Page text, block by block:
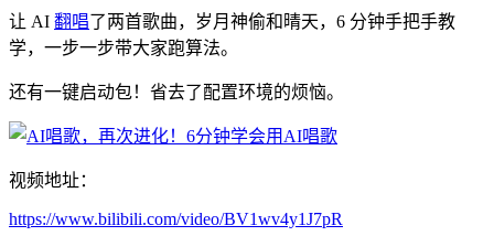
让 AI 翻唱了两首歌曲，岁月神偷和晴天，6 分钟手把手教
学，一步一步带大家跑算法。
还有一键启动包！省去了配置环境的烦恼。
视频地址：
https://www.bilibili.com/video/BV1wv4y1J7pR